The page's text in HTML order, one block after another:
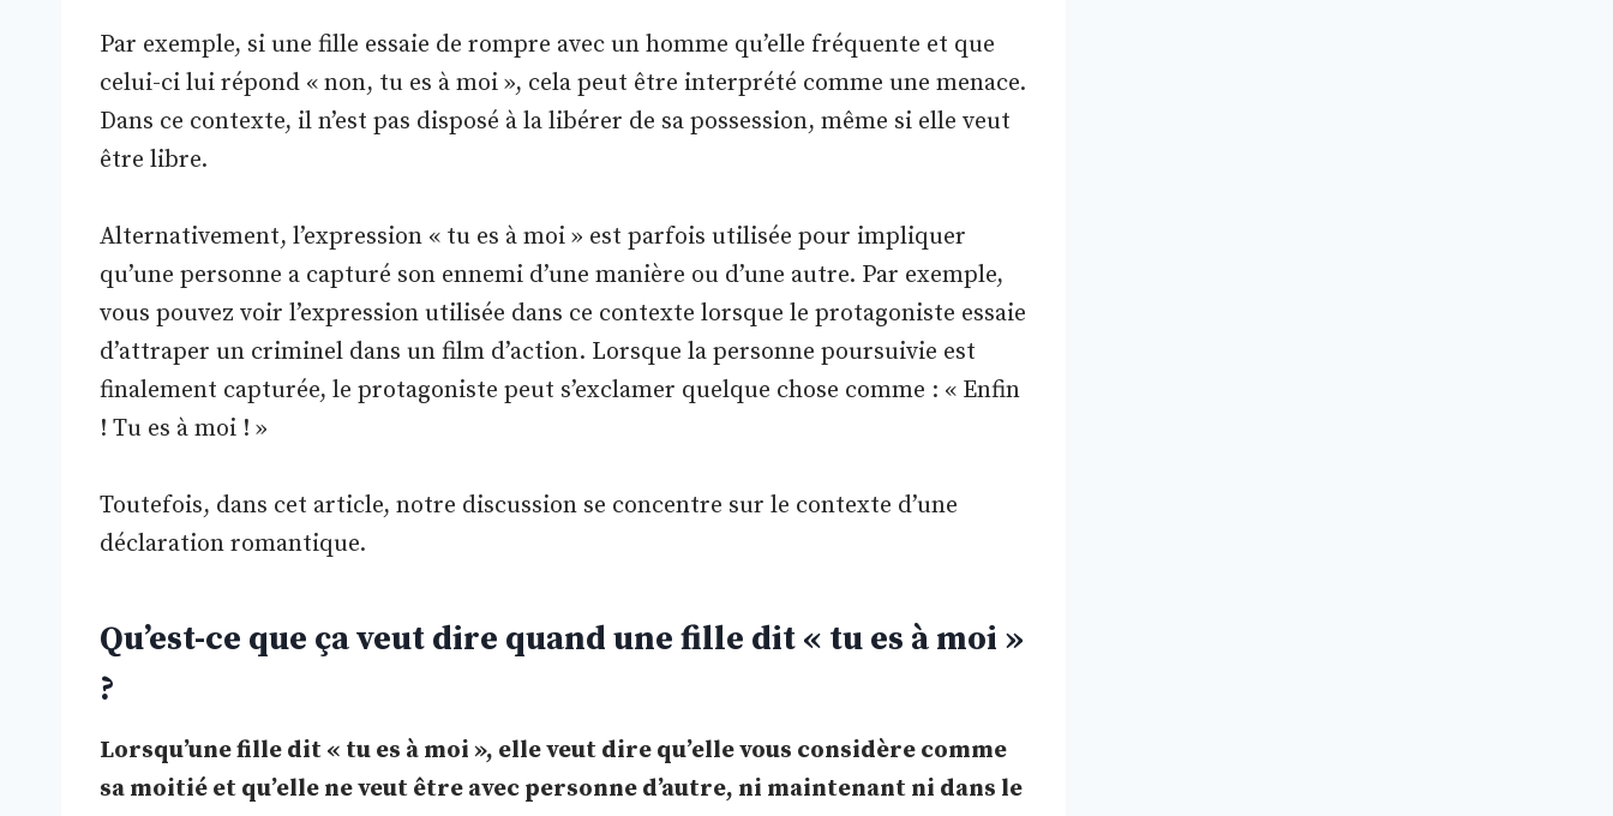
Par exemple, si une fille essaie de rompre avec un homme qu’elle fréquente et que
celui-ci lui répond « non, tu es à moi », cela peut être interprété comme une menace.
Dans ce contexte, il n’est pas disposé à la libérer de sa possession, même si elle veut
être libre.
Alternativement, l’expression « tu es à moi » est parfois utilisée pour impliquer
qu’une personne a capturé son ennemi d’une manière ou d’une autre. Par exemple,
vous pouvez voir l’expression utilisée dans ce contexte lorsque le protagoniste essaie
d’attraper un criminel dans un film d’action. Lorsque la personne poursuivie est
finalement capturée, le protagoniste peut s’exclamer quelque chose comme : « Enfin
! Tu es à moi ! »
Toutefois, dans cet article, notre discussion se concentre sur le contexte d’une
déclaration romantique.
Qu’est-ce que ça veut dire quand une fille dit « tu es à moi »
?
Lorsqu’une fille dit « tu es à moi », elle veut dire qu’elle vous considère comme
sa moitié et qu’elle ne veut être avec personne d’autre, ni maintenant ni dans le